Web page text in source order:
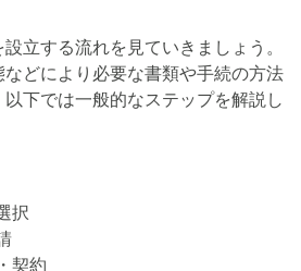
立する流れを見ていきましょう。
どにより必要な書類や手続の方法
下では一般的なステップを解説し
択
契約